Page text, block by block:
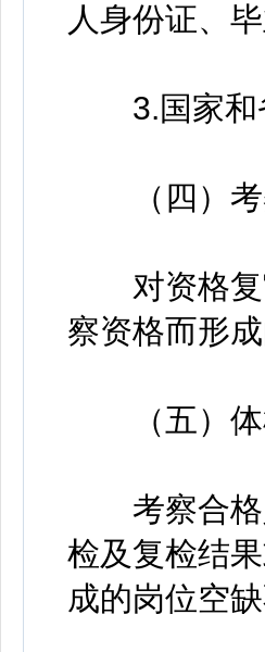
人身份证、
3.国家和省
（四）考
对资格复
察资格而形
（五）体
考察合格
检及复检结
成的岗位空缺